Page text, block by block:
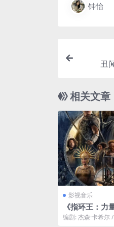
钟怡
丑
相关文章
影视音乐
《指环王：力
二季2024美剧
编剧: 杰森·卡希尔